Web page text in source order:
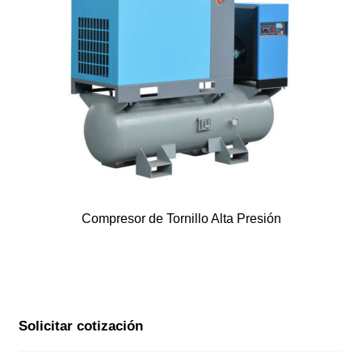
Compresor de Tornillo Alta Presión
Solicitar cotización